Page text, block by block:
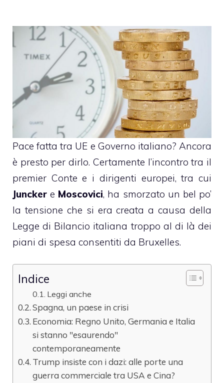
Pace fatta tra UE e Governo italiano? Ancora
è presto per dirlo. Certamente l’incontro tra il
premier Conte e i dirigenti europei, tra cui
Juncker e Moscovici, ha smorzato un bel po’
la tensione che si era creata a causa della
Legge di Bilancio italiana troppo al di là dei
piani di spesa consentiti da Bruxelles.
Indice
Leggi anche
Spagna, un paese in crisi
Economia: Regno Unito, Germania e Italia
si stanno "esaurendo"
contemporaneamente
Trump insiste con i dazi: alle porte una
guerra commerciale tra USA e Cina?